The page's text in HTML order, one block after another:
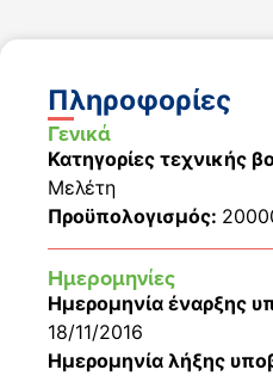
Πληροφορίες
Γενικά
Κατηγορίες τεχνικής
Μελέτη
Προϋπολογισμός:
Ημερομηνίες
Ημερομηνία έναρξης
18/11/2016
Ημερομηνία λήξης